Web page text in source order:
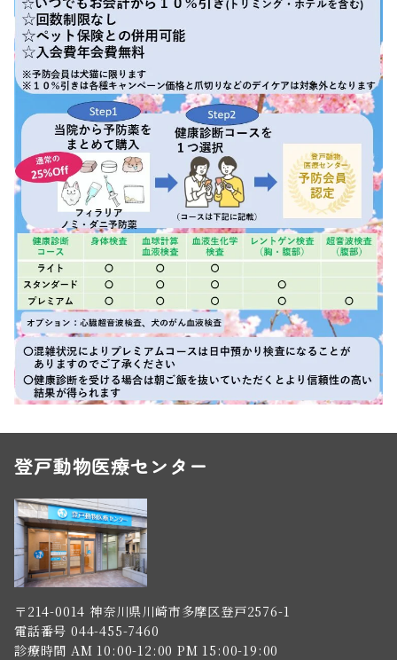
登戸動物医療センター
〒214-0014 神奈川県川崎市多摩区登戸2576-1
電話番号 044-455-7460
診療時間 AM 10:00-12:00 PM 15:00-19:00